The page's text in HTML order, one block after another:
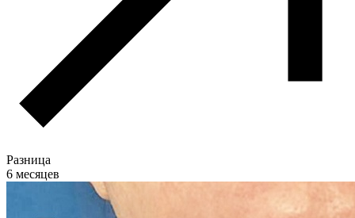
Разница
6 месяцев